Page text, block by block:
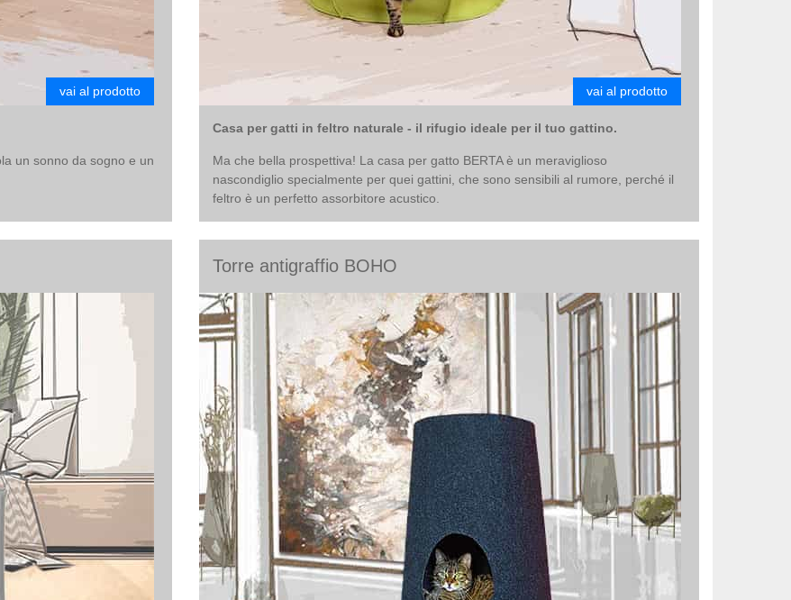
vai al prodotto
un sonno da sogno e un
vai al prodotto
Casa per gatti in feltro naturale - il rifugio ideale per il tuo gattino.
Ma che bella prospettiva! La casa per gatto BERTA è un meraviglioso
nascondiglio specialmente per quei gattini, che sono sensibili al rumore, perché il
feltro è un perfetto assorbitore acustico.
Torre antigraffio BOHO